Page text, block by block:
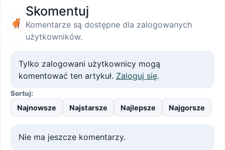
Skomentuj
Komentarze są dostępne dla zalogowanych
użytkowników.
Tylko zalogowani użytkownicy mogą
komentować ten artykuł. Zaloguj się.
Sortuj:
Najnowsze Najstarsze Najlepsze Najgorsze
Nie ma jeszcze komentarzy.